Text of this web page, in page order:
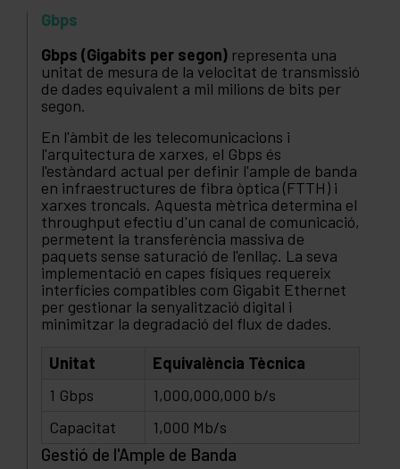
Gbps
Gbps (Gigabits per segon) representa una
unitat de mesura de la velocitat de transmissió
de dades equivalent a mil milions de bits per
segon.
En l'àmbit de les telecomunicacions i
l'arquitectura de xarxes, el Gbps és
l'estàndard actual per definir l'ample de banda
en infraestructures de fibra òptica (FTTH) i
xarxes troncals. Aquesta mètrica determina el
throughput efectiu d'un canal de comunicació,
permetent la transferència massiva de
paquets sense saturació de l'enllaç. La seva
implementació en capes físiques requereix
interfícies compatibles com Gigabit Ethernet
per gestionar la senyalització digital i
minimitzar la degradació del flux de dades.
Unitat
Equivalència Tècnica
1 Gbps
1,000,000,000 b/s
Capacitat
1,000 Mb/s
Gestió de l'Ample de Banda